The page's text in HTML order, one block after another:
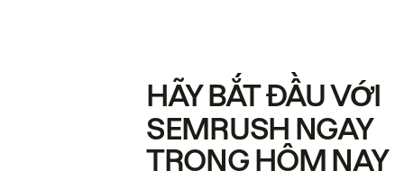
HÃY BẮT ĐẦU VỚI
SEMRUSH NGAY
TRONG HÔM NAY